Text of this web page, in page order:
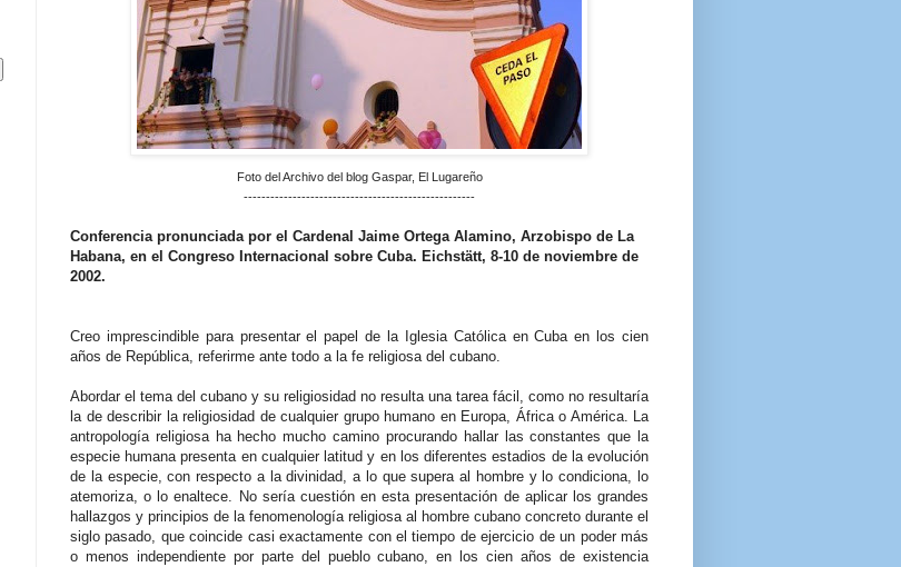
Foto del Archivo del blog Gaspar, El Lugareño
----------------------------------------------------
Conferencia pronunciada por el Cardenal Jaime Ortega Alamino, Arzobispo de La
Habana, en el Congreso Internacional sobre Cuba. Eichstätt, 8-10 de noviembre de
2002.
Creo imprescindible para presentar el papel de la Iglesia Católica en Cuba en los cien
años de República, referirme ante todo a la fe religiosa del cubano.
Abordar el tema del cubano y su religiosidad no resulta una tarea fácil, como no resultaría
la de describir la religiosidad de cualquier grupo humano en Europa, África o América. La
antropología religiosa ha hecho mucho camino procurando hallar las constantes que la
especie humana presenta en cualquier latitud y en los diferentes estadios de la evolución
de la especie, con respecto a la divinidad, a lo que supera al hombre y lo condiciona, lo
atemoriza, o lo enaltece. No sería cuestión en esta presentación de aplicar los grandes
hallazgos y principios de la fenomenología religiosa al hombre cubano concreto durante el
siglo pasado, que coincide casi exactamente con el tiempo de ejercicio de un poder más
o menos independiente por parte del pueblo cubano, en los cien años de existencia